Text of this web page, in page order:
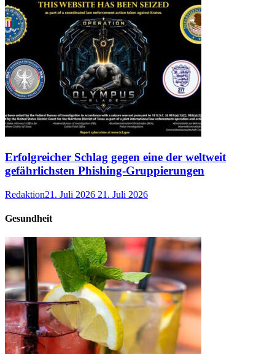
Erfolgreicher Schlag gegen eine der weltweit
gefährlichsten Phishing-Gruppierungen
Redaktion21. Juli 2026 21. Juli 2026
Gesundheit